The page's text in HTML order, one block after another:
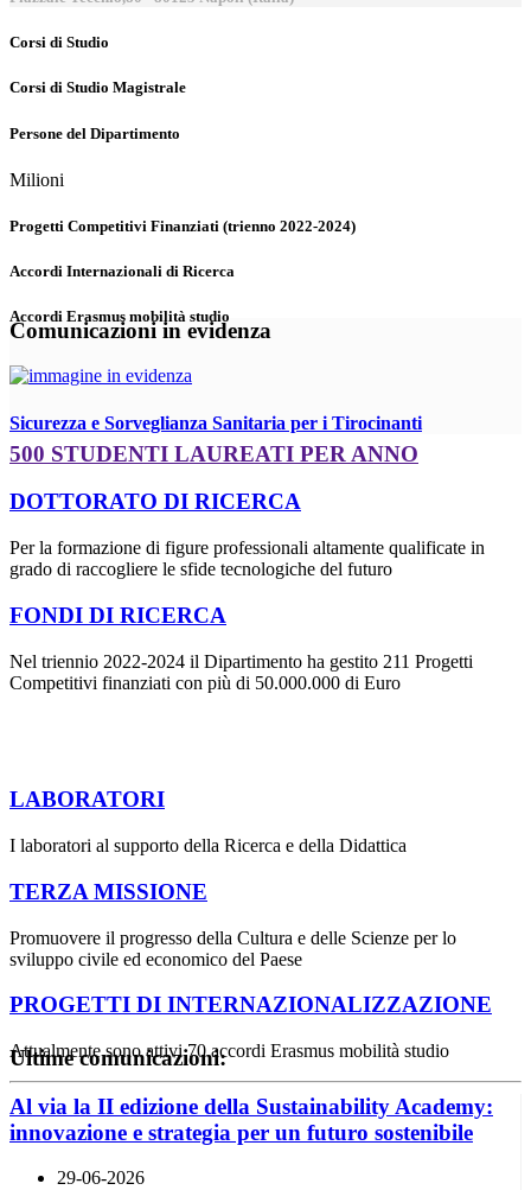
Corsi di Studio
Corsi di Studio Magistrale
Persone del Dipartimento
Milioni
Progetti Competitivi Finanziati (trienno 2022-2024)
Accordi Internazionali di Ricerca
Accordi Erasmus mobilità studio
Comunicazioni in evidenza
Sicurezza e Sorveglianza Sanitaria per i Tirocinanti
500 STUDENTI LAUREATI PER ANNO
DOTTORATO DI RICERCA
Per la formazione di figure professionali altamente qualificate in
grado di raccogliere le sfide tecnologiche del futuro
FONDI DI RICERCA
Nel triennio 2022-2024 il Dipartimento ha gestito 211 Progetti
Competitivi finanziati con più di 50.000.000 di Euro
LABORATORI
I laboratori al supporto della Ricerca e della Didattica
TERZA MISSIONE
Promuovere il progresso della Cultura e delle Scienze per lo
sviluppo civile ed economico del Paese
PROGETTI DI INTERNAZIONALIZZAZIONE
Attualmente sono attivi 70 accordi Erasmus mobilità studio
Ultime comunicazioni:
Al via la II edizione della Sustainability Academy:
innovazione e strategia per un futuro sostenibile
29-06-2026